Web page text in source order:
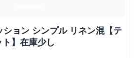
リネン混【テ
】在庫少し